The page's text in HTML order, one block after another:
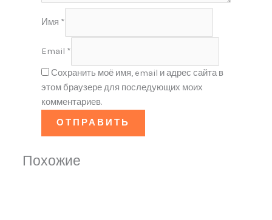
Имя *
Email *
Сохранить моё имя, email и адрес сайта в
этом браузере для последующих моих
комментариев.
Похожие